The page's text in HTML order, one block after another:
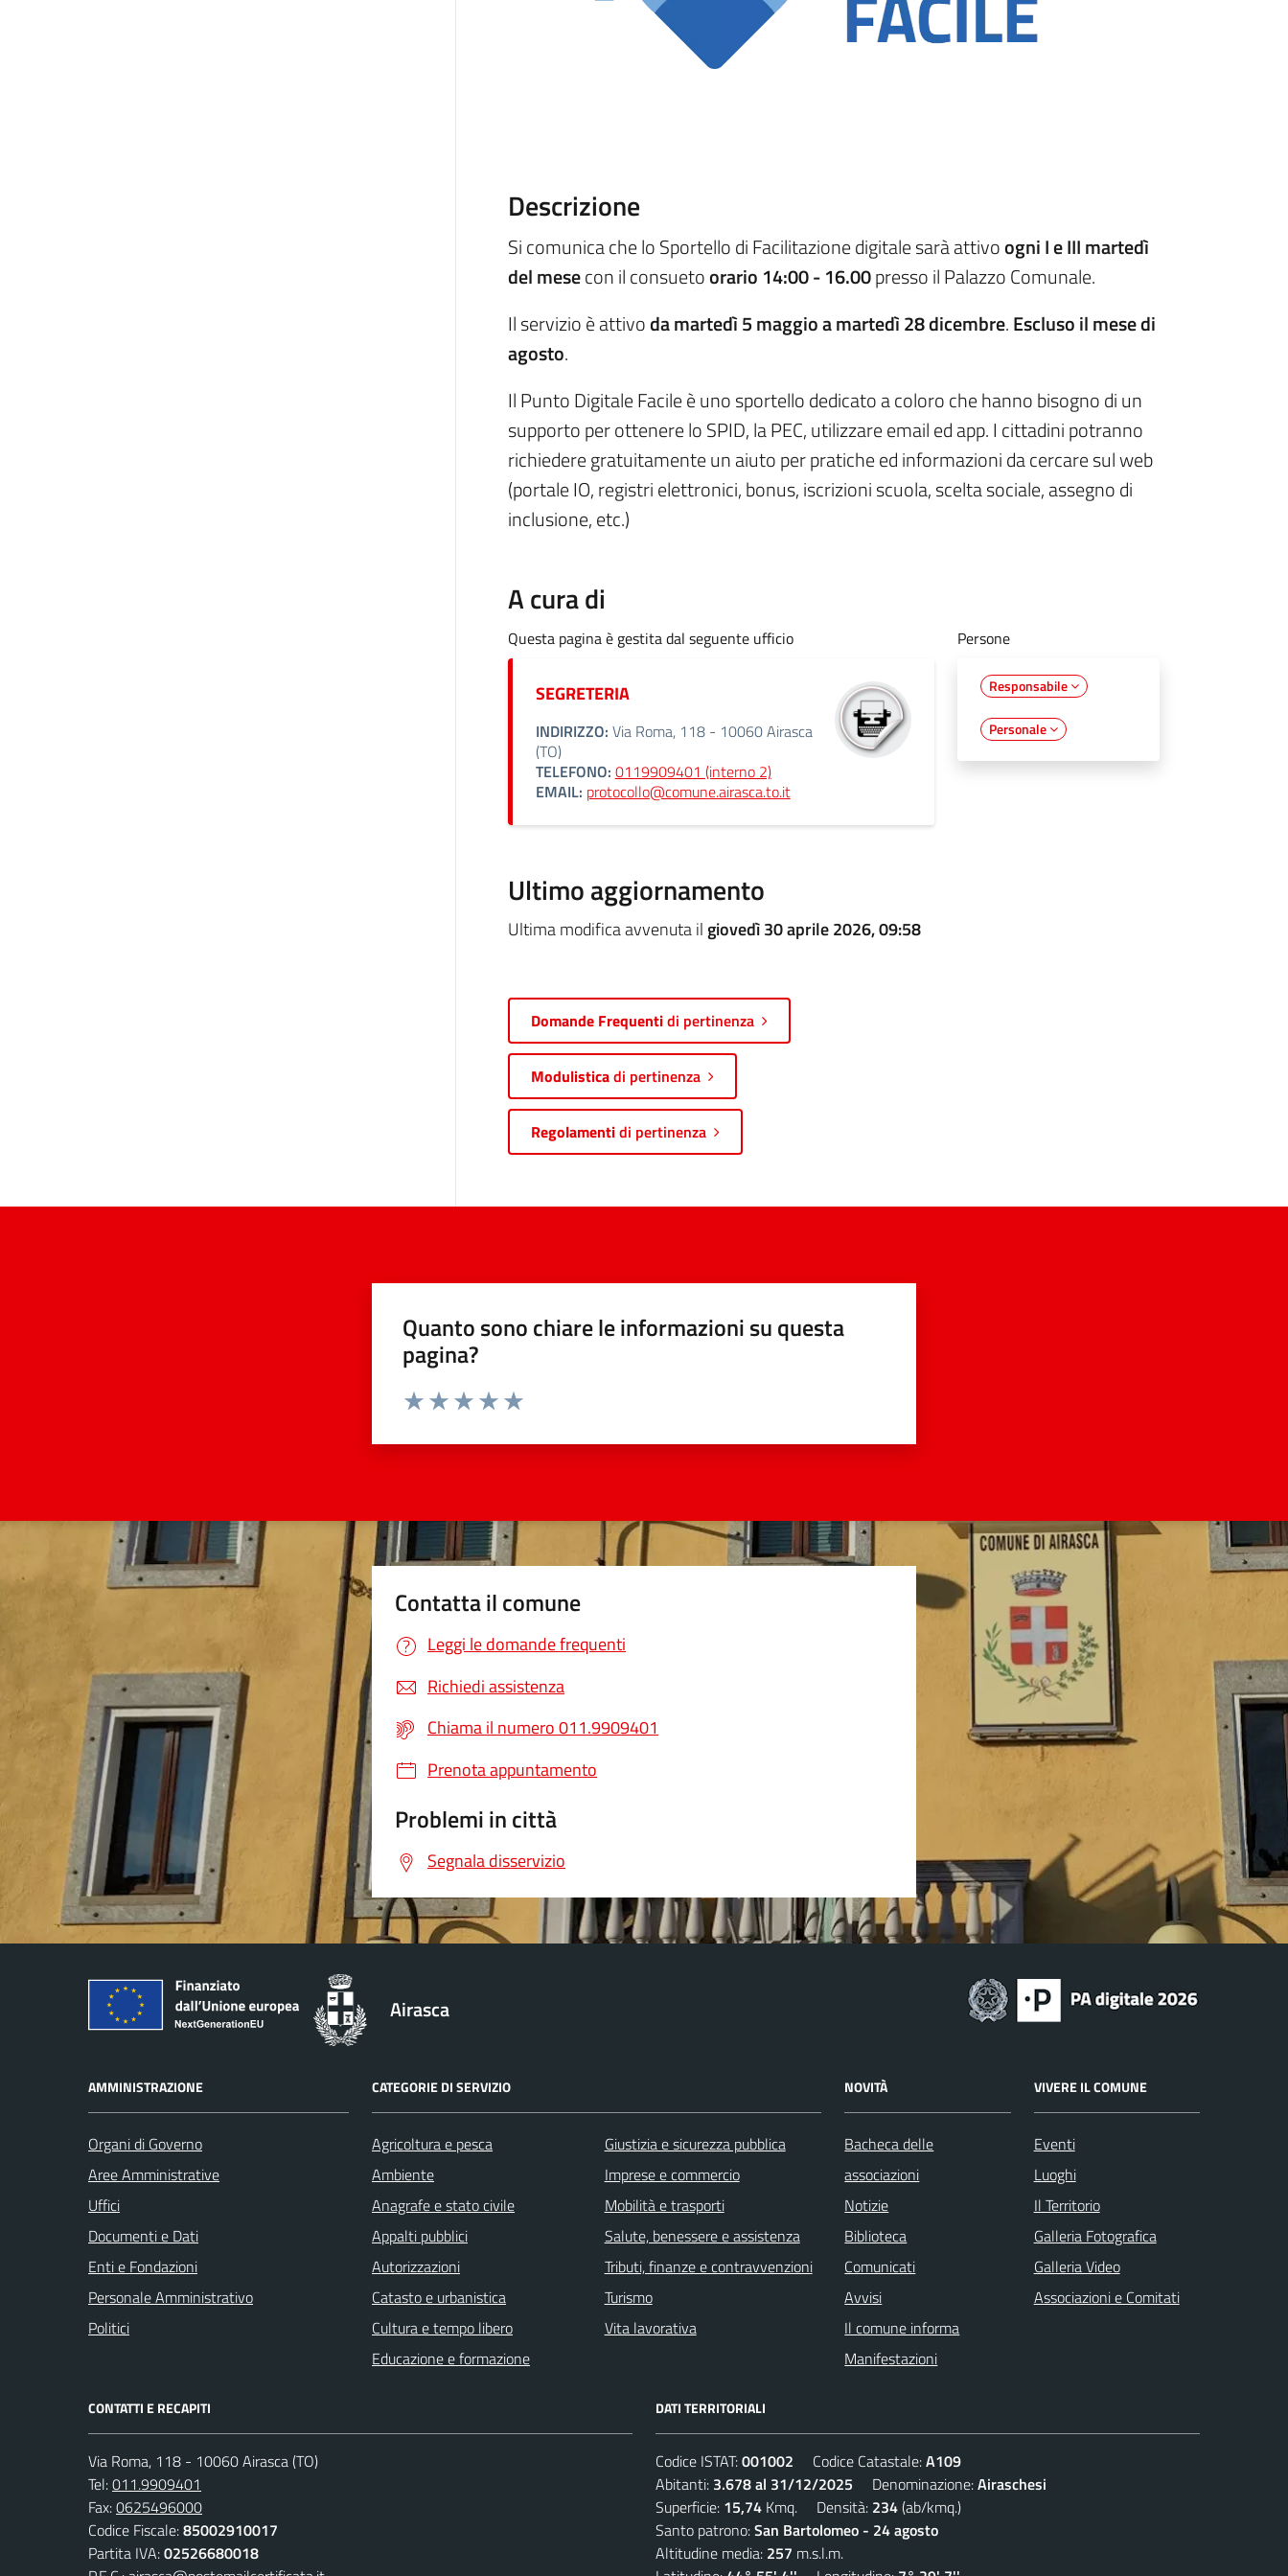
Descrizione
Si comunica che lo Sportello di Facilitazione digitale sarà attivoogni I e III martedì
del mesecon il consuetoorario 14:00 - 16.00presso il Palazzo Comunale.
Il servizio è attivoda martedì 5 maggio a martedì 28 dicembre.Escluso il mese di
agosto.
Il Punto Digitale Facile è uno sportello dedicato a coloro che hanno bisogno di un
supporto per ottenere lo SPID, la PEC, utilizzare email ed app. I cittadini potranno
richiedere gratuitamente un aiuto per pratiche ed informazioni da cercare sul web
(portale IO, registri elettronici, bonus, iscrizioni scuola, scelta sociale, assegno di
inclusione, etc.)
A cura di
Questa pagina è gestita dal seguente ufficio
SEGRETERIA
INDIRIZZO: Via Roma, 118 - 10060 Airasca
(TO)
TELEFONO: 0119909401 (interno 2)
EMAIL: protocollo@comune.airasca.to.it
Persone
Responsabile
Personale
Ultimo aggiornamento
Ultima modifica avvenuta il giovedì 30 aprile 2026, 09:58
Domande Frequentidi pertinenza
Modulisticadi pertinenza
Regolamentidi pertinenza
Quanto sono chiare le informazioni su questa
pagina?
Valuta da 1 a 5 stelle la pagina
Contatta il comune
Leggi le domande frequenti
Richiedi assistenza
Chiama il numero 011.9909401
Prenota appuntamento
Problemi in città
Segnala disservizio
Airasca
AMMINISTRAZIONE
Organi di Governo
Aree Amministrative
Uffici
Documenti e Dati
Enti e Fondazioni
Personale Amministrativo
Politici
CATEGORIE DI SERVIZIO
Agricoltura e pesca
Ambiente
Anagrafe e stato civile
Appalti pubblici
Autorizzazioni
Catasto e urbanistica
Cultura e tempo libero
Educazione e formazione
Giustizia e sicurezza pubblica
Imprese e commercio
Mobilità e trasporti
Salute, benessere e assistenza
Tributi, finanze e contravvenzioni
Turismo
Vita lavorativa
NOVITÀ
Bacheca delle
associazioni
Notizie
Biblioteca
Comunicati
Avvisi
Il comune informa
Manifestazioni
VIVERE IL COMUNE
Eventi
Luoghi
Il Territorio
Galleria Fotografica
Galleria Video
Associazioni e Comitati
CONTATTI E RECAPITI
Via Roma, 118 - 10060 Airasca (TO)
Tel:011.9909401
Fax:0625496000
Codice Fiscale:85002910017
Partita IVA:02526680018
DATI TERRITORIALI
Codice ISTAT:001002 Codice Catastale:A109
Abitanti: 3.678 al 31/12/2025 Denominazione:Airaschesi
Superficie: 15,74 Kmq. Densità: 234(ab/kmq.)
Santo patrono:San Bartolomeo - 24 agosto
Altitudine media: 257 m.s.l.m.